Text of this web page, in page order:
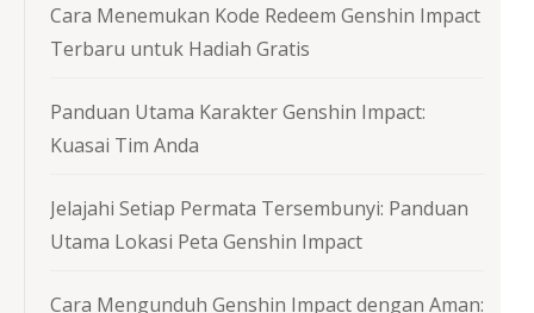
Cara Menemukan Kode Redeem Genshin Impact
Terbaru untuk Hadiah Gratis
Panduan Utama Karakter Genshin Impact:
Kuasai Tim Anda
Jelajahi Setiap Permata Tersembunyi: Panduan
Utama Lokasi Peta Genshin Impact
Cara Mengunduh Genshin Impact dengan Aman: